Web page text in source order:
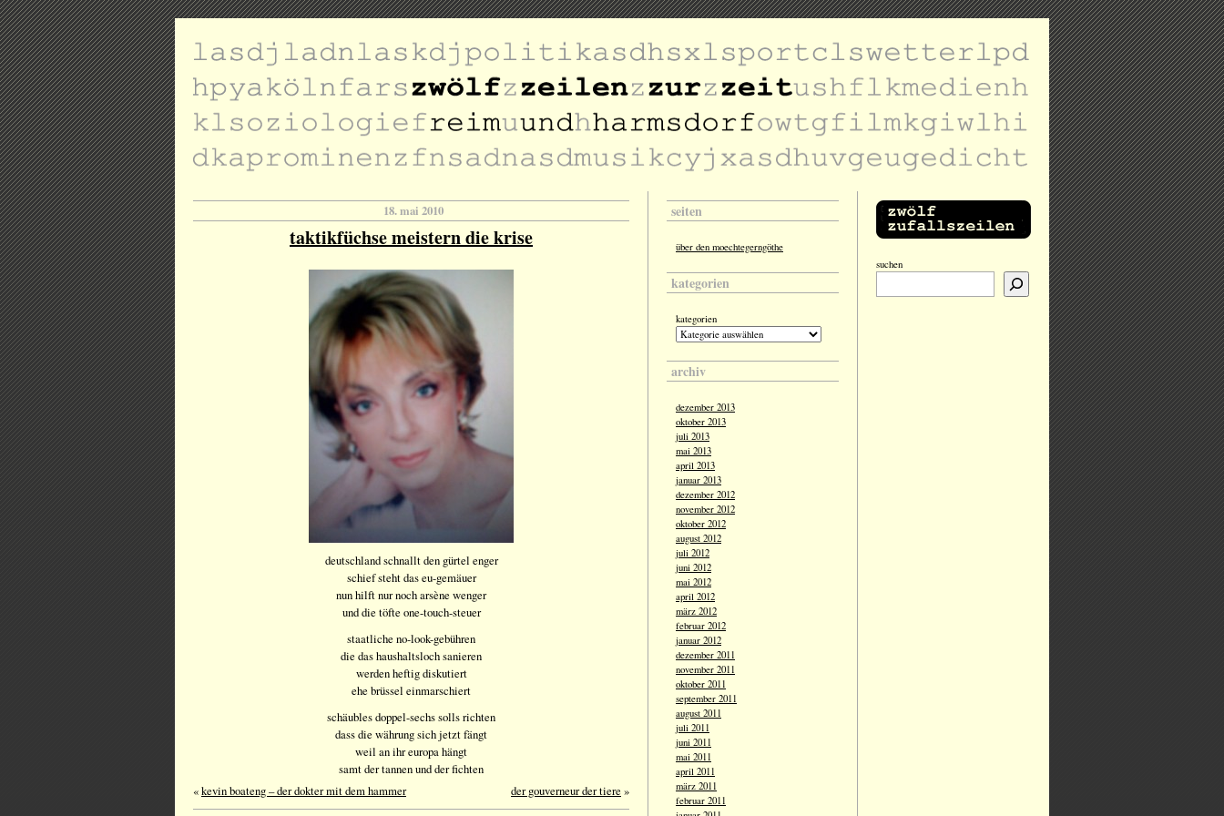
18. mai 2010
taktikfüchse meistern die krise
deutschland schnallt den gürtel enger
schief steht das eu-gemäuer
nun hilft nur noch arsène wenger
und die töfte one-touch-steuer
staatliche no-look-gebühren
die das haushaltsloch sanieren
werden heftig diskutiert
ehe brüssel einmarschiert
schäubles doppel-sechs solls richten
dass die währung sich jetzt fängt
weil an ihr europa hängt
samt der tannen und der fichten
«kevin boateng – der dokter mit dem hammer der gouverneur der tiere »
seiten
über den moechtegerngöthe
kategorien
kategorien
archiv
dezember 2013
oktober 2013
juli 2013
mai 2013
april 2013
januar 2013
dezember 2012
november 2012
oktober 2012
august 2012
juli 2012
juni 2012
mai 2012
april 2012
märz 2012
februar 2012
januar 2012
dezember 2011
november 2011
oktober 2011
september 2011
august 2011
juli 2011
juni 2011
mai 2011
april 2011
märz 2011
februar 2011
suchen